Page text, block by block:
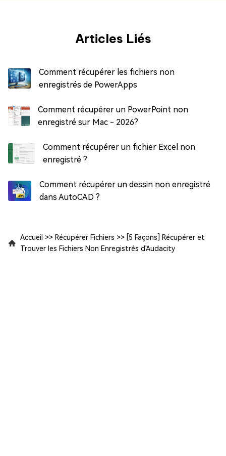
Articles Liés
Comment récupérer les fichiers non
enregistrés de PowerApps
Comment récupérer un PowerPoint non
enregistré sur Mac - 2026?
Comment récupérer un fichier Excel non
enregistré ?
Comment récupérer un dessin non enregistré
dans AutoCAD ?
Accueil >> Récupérer Fichiers >> [5 Façons] Récupérer et
Trouver les Fichiers Non Enregistrés d'Audacity